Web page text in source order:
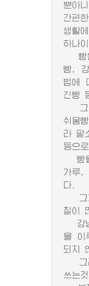
뿐아
간편
생활
하나이
빵
빵,
법에
긴빵
그
쉬움
라 팥
등으
빵을
가루,
다.
그가
질이
강냉
을 이
되지
그러
쓰는